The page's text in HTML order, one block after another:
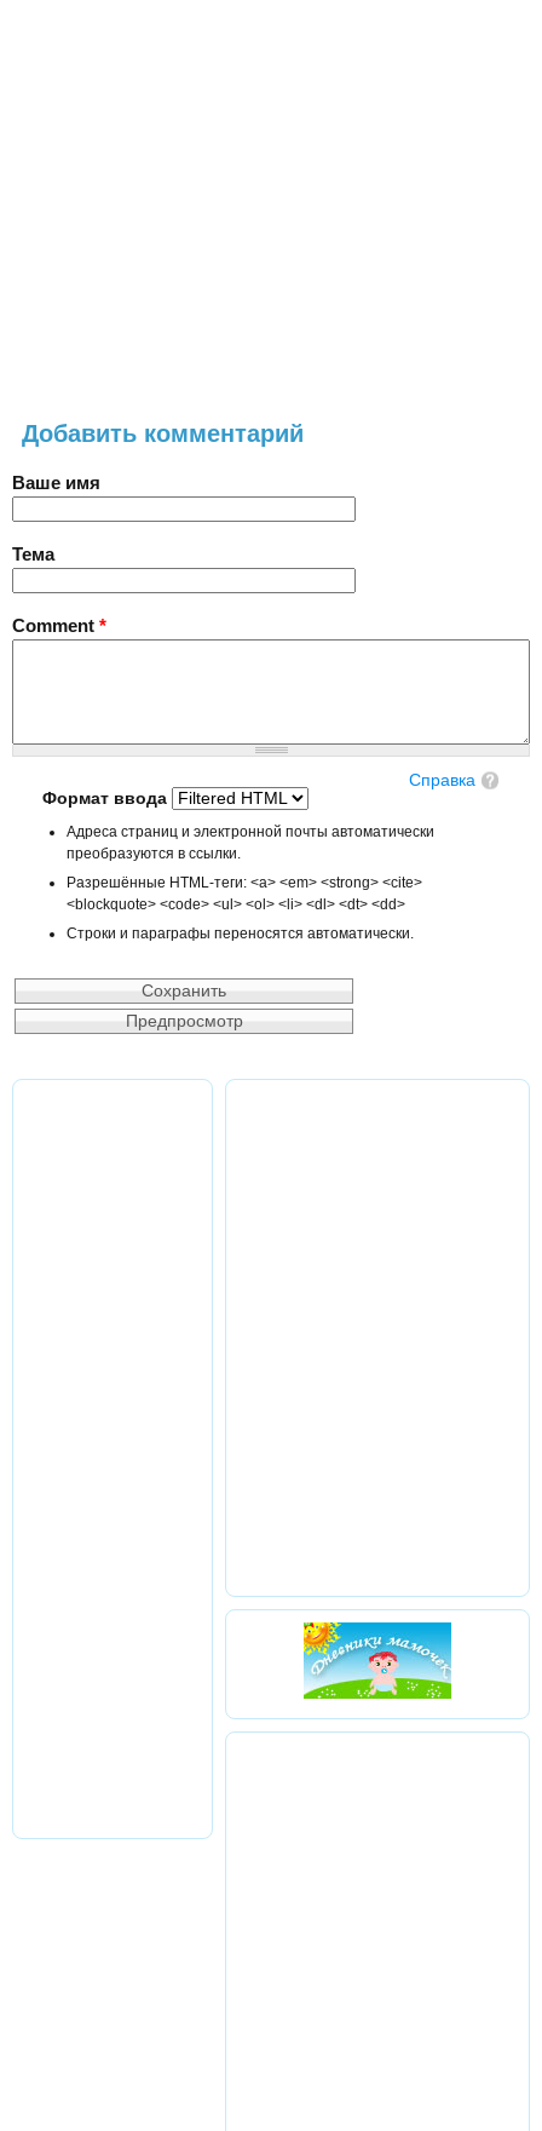
Добавить комментарий
Ваше имя
Тема
Comment *
Справка
Формат ввода
Адреса страниц и электронной почты автоматически
преобразуются в ссылки.
Разрешённые HTML-теги: <a> <em> <strong> <cite>
<blockquote> <code> <ul> <ol> <li> <dl> <dt> <dd>
Строки и параграфы переносятся автоматически.